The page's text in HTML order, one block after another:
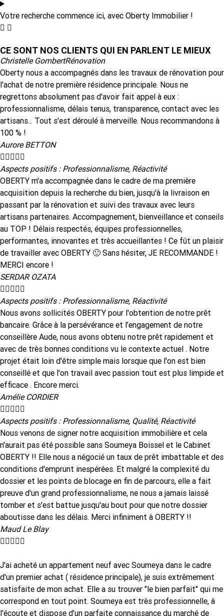
Votre recherche commence ici, avec Oberty Immobilier !
CE SONT NOS CLIENTS QUI EN PARLENT LE MIEUX
Christelle GombertRénovation
Oberty nous a accompagnés dans les travaux de rénovation pour
l'achat de notre première résidence principale. Nous ne
regrettons absolument pas d'avoir fait appel à eux :
professionnalisme, délais tenus, transparence, contact avec les
artisans... Tout s'est déroulé à merveille. Nous recommandons à
100 % !
Aurore BETTON

Aspects positifs : Professionnalisme, Réactivité
OBERTY m'a accompagnée dans le cadre de ma première
acquisition depuis la recherche du bien, jusqu'à la livraison en
passant par la rénovation et suivi des travaux avec leurs
artisans partenaires. Accompagnement, bienveillance et conseils
au TOP ! Délais respectés, équipes professionnelles,
performantes, innovantes et très accueillantes ! Ce fût un plaisir
de travailler avec OBERTY 🙂 Sans hésiter, JE RECOMMANDE !
MERCI encore !
SERDAR OZATA

Aspects positifs : Professionnalisme, Réactivité
Nous avons sollicités OBERTY pour l'obtention de notre prêt
bancaire. Grâce à la persévérance et l'engagement de notre
conseillère Aude, nous avons obtenu notre prêt rapidement et
avec de très bonnes conditions vu le contexte actuel . Notre
projet était loin d'être simple mais lorsque que l'on est bien
conseillé et que l'on travail avec passion tout est plus limpide et
efficace . Encore merci.
Amélie CORDIER

Aspects positifs : Professionnalisme, Qualité, Réactivité
Nous venons de signer notre acquisition immobilière et cela
n'aurait pas été possible sans Soumeya Boissel et le Cabinet
OBERTY !! Elle nous a négocié un taux de prêt imbattable et des
conditions d'emprunt inespérées. Et malgré la complexité du
dossier et les points de blocage en fin de parcours, elle a fait
preuve d'un grand professionnalisme, ne nous a jamais laissé
tomber et s'est battue jusqu'au bout pour que notre dossier
aboutisse dans les délais. Merci infiniment à OBERTY !!
Maud Le Blay

J'ai acheté un appartement neuf avec Soumeya dans le cadre
d'un premier achat ( résidence principale), je suis extrêmement
satisfaite de mon achat. Elle a su trouver "le bien parfait" qui me
correspond en tout point. Soumeya est très professionnelle, à
l'écoute et dispose d'un parfaite connaissance du marché de